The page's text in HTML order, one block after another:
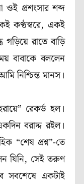
ওই প্রশংসার শব্দ
কণ্ঠস্বরে, একই
রাতে বাড়ি
বাবাকে বললেন
নিশ্চিন্ত মানস।
রেকর্ড হল।
বরাদ্দ রইল।
“শেষ প্রশ্ন”-তে
যিনি, সেই তরুণ
সবশেষে একটাই